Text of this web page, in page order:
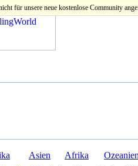
für unsere neue kostenlose Community
Asien Afrika